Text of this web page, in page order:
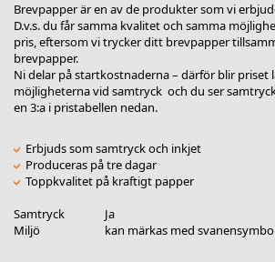
Brevpapper är en av de produkter som vi
D.v.s. du får samma kvalitet och samma
pris, eftersom vi trycker ditt brevpapper
brevpapper.
Ni delar på startkostnaderna – därför blir priset
möjligheterna vid samtryck och du ser
en 3:a i pristabellen nedan.
Erbjuds som samtryck och inkjet
Produceras på tre dagar
Toppkvalitet på kraftigt papper
Samtryck
Ja
Miljö
kan märkas med